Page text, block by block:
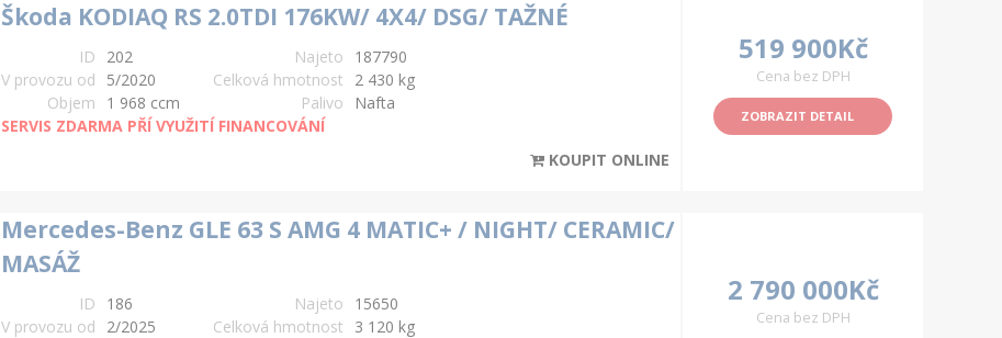
Škoda KODIAQ RS 2.0TDI 176KW/ 4X4/ DSG/ TAŽNÉ
ID 202 Najeto
187790
V provozu od
5/2020 Celková hmotnost
2 430 kg
Objem
1 968 ccm Palivo
Nafta
SERVIS ZDARMA PŘÍ VYUŽITÍ FINANCOVÁNÍ
KOUPIT ONLINE
519 900Kč
Cena bez DPH
ZOBRAZIT DETAIL
Mercedes-Benz GLE 63 S AMG 4 MATIC+ / NIGHT/ CERAMIC/
MASÁŽ
ID 186 Najeto
15650
V provozu od
2/2025 Celková hmotnost
3 120 kg
2 790 000Kč
Cena bez DPH